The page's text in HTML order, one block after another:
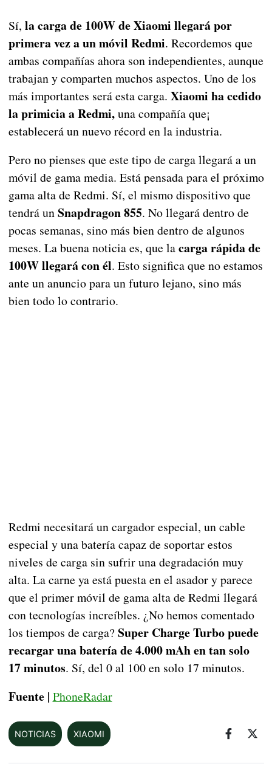
Sí, la carga de 100W de Xiaomi llegará por
primera vez a un móvil Redmi. Recordemos que
ambas compañías ahora son independientes, aunque
trabajan y comparten muchos aspectos. Uno de los
más importantes será esta carga. Xiaomi ha cedido
la primicia a Redmi,una compañía que¡
establecerá un nuevo récord en la industria.
Pero no pienses que este tipo de carga llegará a un
móvil de gama media. Está pensada para el próximo
gama alta de Redmi. Sí, el mismo dispositivo que
tendrá unSnapdragon 855. No llegará dentro de
pocas semanas, sino más bien dentro de algunos
meses. La buena noticia es, que lacarga rápida de
100W llegará con él. Esto significa que no estamos
ante un anuncio para un futuro lejano, sino más
bien todo lo contrario.
Redmi necesitará un cargador especial, un cable
especial y una batería capaz de soportar estos
niveles de carga sin sufrir una degradación muy
alta. La carne ya está puesta en el asador y parece
que el primer móvil de gama alta de Redmi llegará
con tecnologías increíbles. ¿No hemos comentado
los tiempos de carga? Super Charge Turbo puede
recargar una batería de 4.000 mAh en tan solo
17 minutos. Sí, del 0 al 100 en solo 17 minutos.
Fuente | PhoneRadar
NOTICIAS XIAOMI